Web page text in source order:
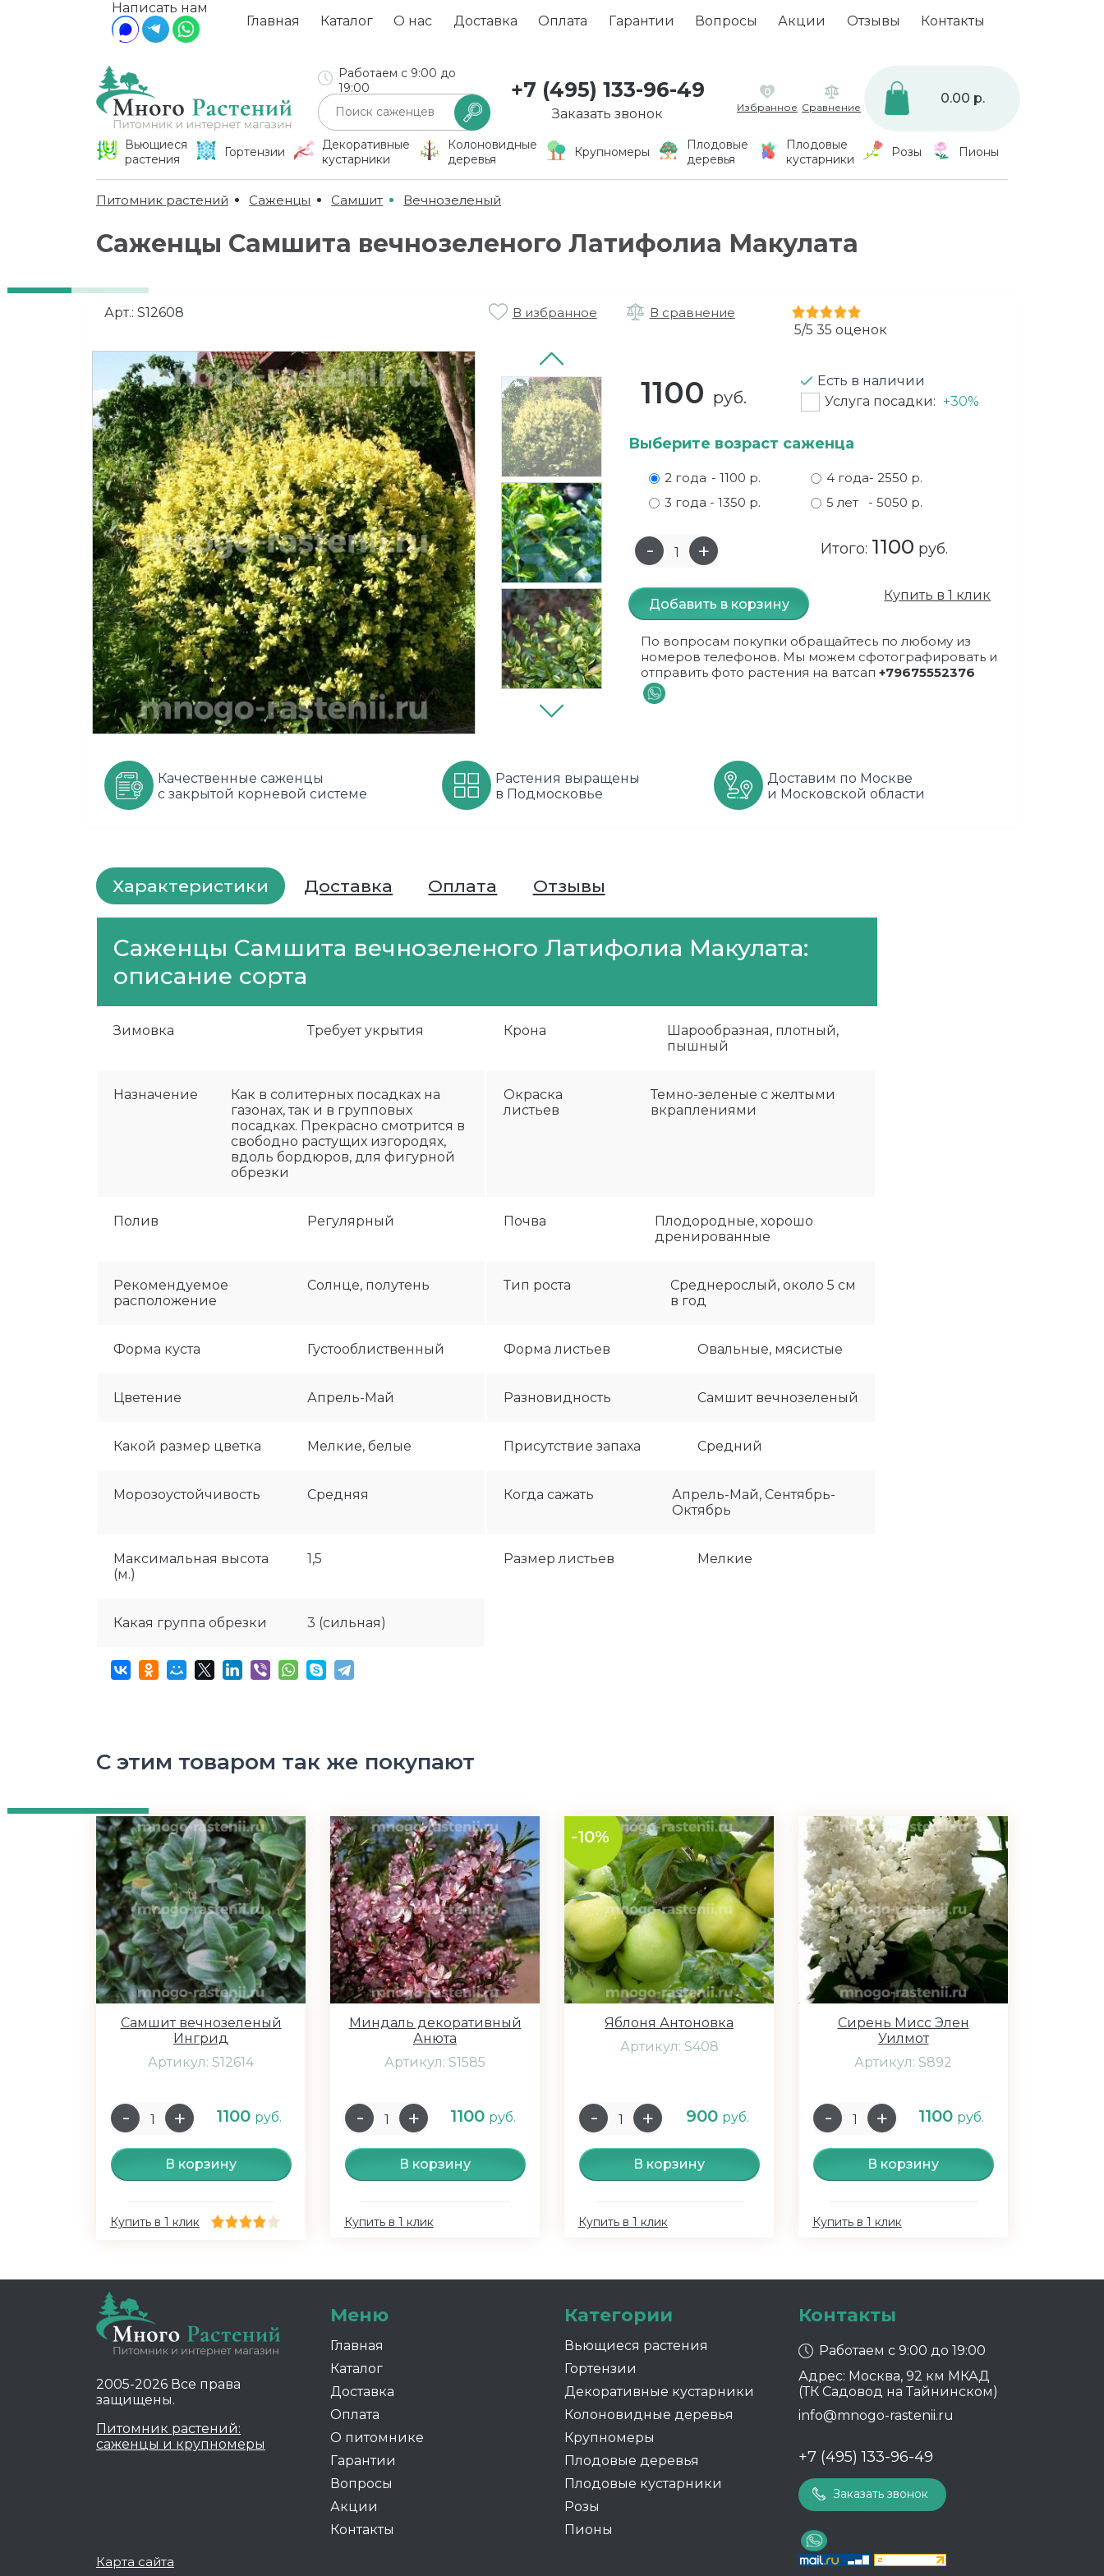
Главная Каталог О нас Доставка Оплата Гарантии Вопросы Акции Отзывы Контакты
Написать нам
Работаем с 9:00 до
19:00
+7 (495) 133-96-49
Заказать звонок
0
Избранное Сравнение
0.00 р.
Вьющиеся
растения
Гортензии
Декоративные
кустарники
Колоновидные
деревья
Крупномеры
Плодовые
деревья
Плодовые
кустарники
Розы Пионы
Питомник растений Саженцы Самшит Вечнозеленый
Саженцы Самшита вечнозеленого Латифолиа Макулата
Арт.: S12608 В избранное
В сравнение
5/5 35 оценок
1100 руб.
Есть в наличии
Услуга посадки: +30%
Выберите возраст саженца
2 года - 1100 р.
3 года - 1350 р.
4 года- 2550 р.
5 лет
- 5050 р.
Итого: 1100 руб.
Добавить в корзину
Купить в 1 клик
По вопросам покупки обращайтесь по любому из
номеров телефонов. Мы можем сфотографировать и
отправить фото растения на ватсап+79675552376
Качественные саженцы
с закрытой корневой системе
Растения выращены
в Подмосковье
Доставим по Москве
и Московской области
Характеристики
Саженцы Самшита вечнозеленого Латифолиа Макулата:
описание сорта
Зимовка Требует укрытия Крона
Шарообразная, плотный,
пышный
Назначение
Как в солитерных посадках на
газонах, так и в групповых
посадках. Прекрасно смотрится в
свободно растущих изгородях,
вдоль бордюров, для фигурной
обрезки
Окраска
листьев
Темно-зеленые с желтыми
вкраплениями
Полив Регулярный Почва
Плодородные, хорошо
дренированные
Рекомендуемое
расположение
Солнце, полутень Тип роста
Среднерослый, около 5 см
в год
Форма куста Густооблиственный Форма листьев Овальные, мясистые
Цветение Апрель-Май Разновидность Самшит вечнозеленый
Какой размер цветка Мелкие, белые Присутствие запаха Средний
Морозоустойчивость Средняя Когда сажать
Апрель-Май, Сентябрь-
Октябрь
Максимальная высота
(м.)
1,5 Размер листьев Мелкие
Какая группа обрезки 3 (сильная)
Доставка Оплата Отзывы
С этим товаром так же покупают
Самшит вечнозеленый
Ингрид
Артикул: S12614
1100 руб.
В корзину
Купить в 1 клик
Миндаль декоративный
Анюта
Артикул: S1585
1100 руб.
В корзину
Купить в 1 клик
-10%
Яблоня Антоновка
Артикул: S408
900 руб.
В корзину
Купить в 1 клик
Сирень Мисс Элен
Уилмот
Артикул: S892
1100 руб.
В корзину
Купить в 1 клик
2005-2026 Все права
защищены.
Питомник растений:
саженцы и крупномеры
Карта сайта
Меню
Главная
Каталог
Доставка
Оплата
О питомнике
Гарантии
Вопросы
Акции
Контакты
Категории
Вьющиеся растения
Гортензии
Декоративные кустарники
Колоновидные деревья
Крупномеры
Плодовые деревья
Плодовые кустарники
Розы
Пионы
Контакты
Работаем с 9:00 до 19:00
Адрес: Москва, 92 км МКАД
(ТК Садовод на Тайнинском)
info@mnogo-rastenii.ru
+7 (495) 133-96-49
Заказать звонок